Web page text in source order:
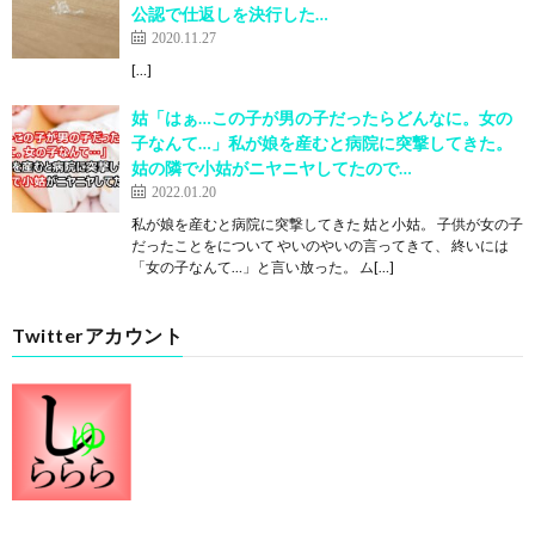
公認で仕返しを決行した…
2020.11.27
[…]
姑「はぁ…この子が男の子だったらどんなに。女の
子なんて…」私が娘を産むと病院に突撃してきた。
姑の隣で小姑がニヤニヤしてたので…
2022.01.20
私が娘を産むと病院に突撃してきた 姑と小姑。 子供が女の子
だったことをについて やいのやいの言ってきて、 終いには
「女の子なんて…」と言い放った。 ム[…]
Twitterアカウント